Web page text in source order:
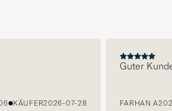
2026-07-28
Guter Kunden
FARHAN A2026-